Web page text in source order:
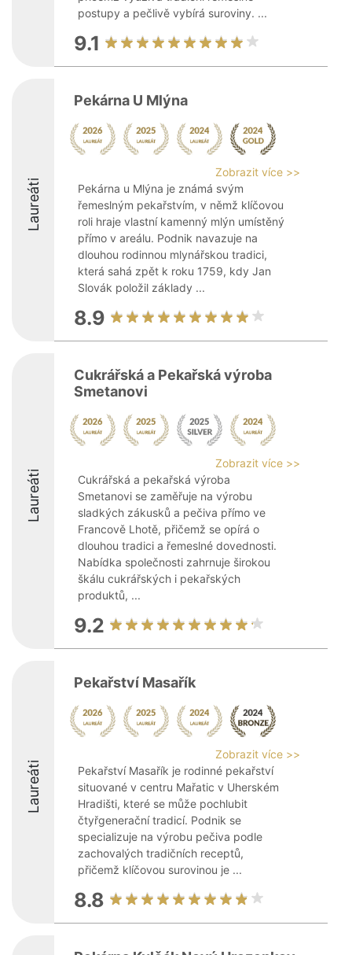
postupy a pečlivě vybírá suroviny. ...
9.1
Laureáti
Pekárna U Mlýna
Zobrazit více >>
Pekárna u Mlýna je známá svým
řemeslným pekařstvím, v němž klíčovou
roli hraje vlastní kamenný mlýn umístěný
přímo v areálu. Podnik navazuje na
dlouhou rodinnou mlynářskou tradici,
která sahá zpět k roku 1759, kdy Jan
Slovák položil základy ...
8.9
Laureáti
Cukrářská a Pekařská výroba
Smetanovi
Zobrazit více >>
Cukrářská a pekařská výroba
Smetanovi se zaměřuje na výrobu
sladkých zákusků a pečiva přímo ve
Francově Lhotě, přičemž se opírá o
dlouhou tradici a řemeslné dovednosti.
Nabídka společnosti zahrnuje širokou
škálu cukrářských i pekařských
produktů, ...
9.2
Laureáti
Pekařství Masařík
Zobrazit více >>
Pekařství Masařík je rodinné pekařství
situované v centru Mařatic v Uherském
Hradišti, které se může pochlubit
čtyřgenerační tradicí. Podnik se
specializuje na výrobu pečiva podle
zachovalých tradičních receptů,
přičemž klíčovou surovinou je ...
8.8